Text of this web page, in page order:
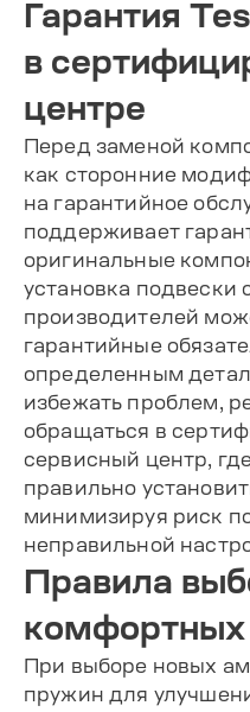
Гарантия
в
центре
Перед заменой
как сторонние
на гарантийное
поддерживает
оригинальные
установка подвески
производителей
гарантийные
определенным
избежать проблем,
обращаться в
сервисный центр,
правильно
минимизируя риск
неправильной
Правила
комфортных
При выборе новых
пружин для